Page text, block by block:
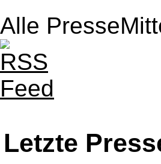
Alle
Letzte